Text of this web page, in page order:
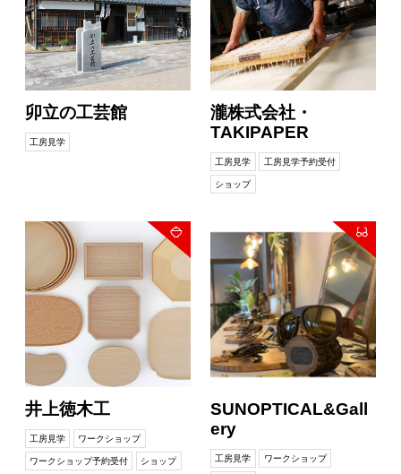
卯立の工芸館
工房見学
瀧株式会社・
TAKIPAPER
工房見学 工房見学予約受付
ショップ
井上徳木工
工房見学 ワークショップ
ワークショップ予約受付 ショップ
SUNOPTICAL&Gall
ery
工房見学 ワークショップ